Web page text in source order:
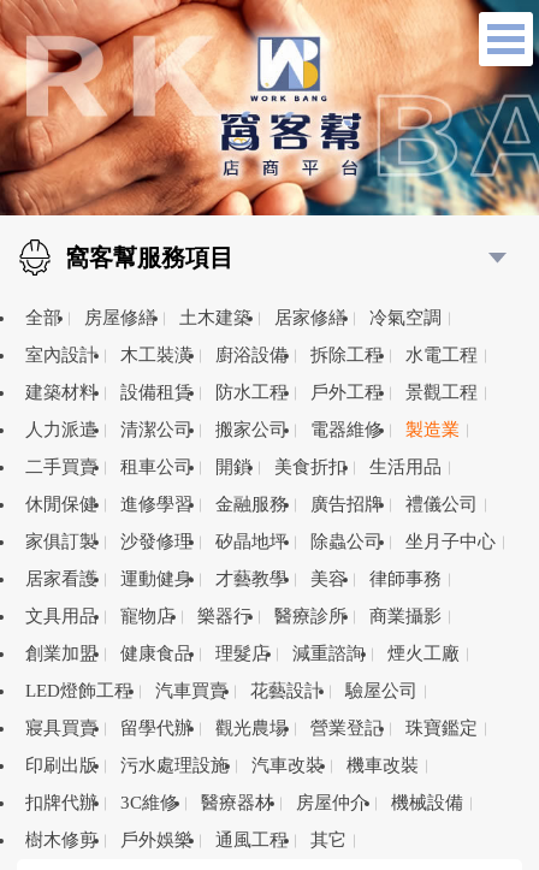
窩客幫服務項目
全部 房屋修繕 土木建築 居家修繕
冷氣空調
室內設計
木工裝潢 廚浴設備 拆除工程
水電工程
建築材料
設備租賃 防水工程 戶外工程
景觀工程
人力派遣
清潔公司 搬家公司 電器維修
製造業
二手買賣
租車公司 開鎖 美食折扣
生活用品
休閒保健
進修學習 金融服務 廣告招牌
禮儀公司
家俱訂製
沙發修理 矽晶地坪 除蟲公司
坐月子中心
居家看護
運動健身 才藝教學 美容
律師事務
文具用品
寵物店 樂器行 醫療診所
商業攝影
創業加盟
健康食品 理髮店 減重諮詢
煙火工廠
LED燈飾工程
汽車買賣 花藝設計
驗屋公司
寢具買賣
留學代辦 觀光農場 營業登記
珠寶鑑定
印刷出版
污水處理設施 汽車改裝
機車改裝
扣牌代辦
3C維修 醫療器材 房屋仲介
機械設備
樹木修剪
戶外娛樂 通風工程 其它